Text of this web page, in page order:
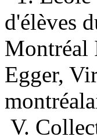
d'élèves
Montréal
Egger,
V.